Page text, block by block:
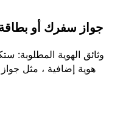
جواز سفرك أو
وثائق الهوية المطلوبة:
هوية إضافية ، مثل